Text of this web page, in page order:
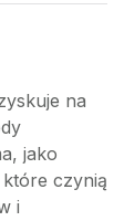
na
jako
które czynią
i